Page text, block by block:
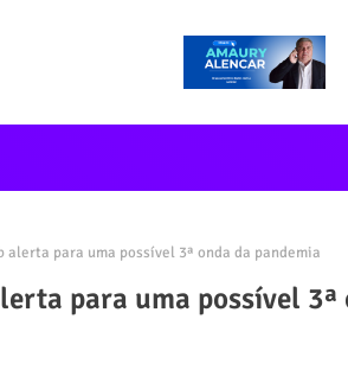
alerta para uma possível 3ª onda da pandemia
para uma possível 3ª